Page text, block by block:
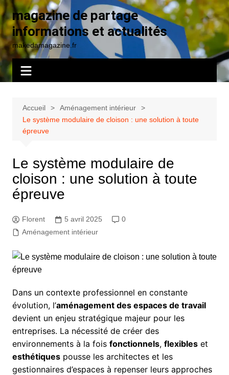
Aller
au
contenu
magazine de partage
informations et actualités
makedamagazine.fr
Accueil
Aménagement intérieur
Le système modulaire de cloison : une solution à toute
épreuve
Le système modulaire de
cloison : une solution à toute
épreuve
Florent 5 avril 2025
0
Aménagement intérieur
Dans un contexte professionnel en constante
évolution, l’aménagement des espaces de travail
devient un enjeu stratégique majeur pour les
entreprises. La nécessité de créer des
environnements à la fois fonctionnels, flexibleset
esthétiquespousse les architectes et les
gestionnaires d’espaces à repenser leurs approches